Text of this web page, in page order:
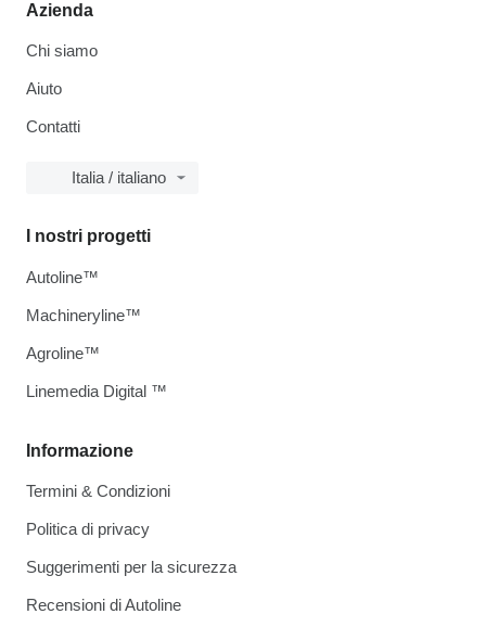
Azienda
Chi siamo
Aiuto
Contatti
Italia / italiano
Informazione
Termini & Condizioni
Politica di privacy
Suggerimenti per la sicurezza
Recensioni di Autoline
I nostri progetti
Autoline™
Machineryline™
Agroline™
Linemedia Digital ™